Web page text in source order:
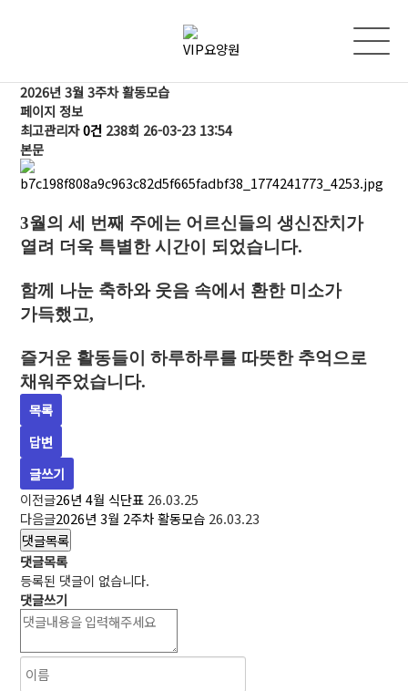
2026년 3월 3주차 활동모습
페이지 정보
최고관리자0건 238회 26-03-23 13:54
본문
3월의 세 번째 주에는 어르신들의 생신잔치가
열려 더욱 특별한 시간이 되었습니다.
함께 나눈 축하와 웃음 속에서 환한 미소가
가득했고,
즐거운 활동들이 하루하루를 따뜻한 추억으로
채워주었습니다.
목록
답변
글쓰기
이전글26년 4월 식단표 26.03.25
다음글2026년 3월 2주차 활동모습 26.03.23
댓글목록
댓글목록
등록된 댓글이 없습니다.
댓글쓰기